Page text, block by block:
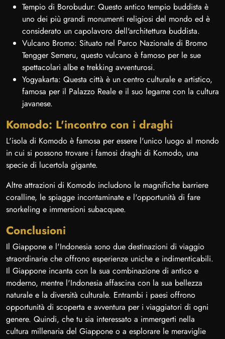
Tempio di Borobudur: Questo antico tempio buddista è
uno dei più grandi monumenti religiosi del mondo ed è
considerato un capolavoro dell'architettura buddista.
Vulcano Bromo: Situato nel Parco Nazionale di Bromo
Tengger Semeru, questo vulcano è famoso per le sue
spettacolari albe e trekking avventurosi.
Yogyakarta: Questa città è un centro culturale e artistico,
famosa per il Palazzo Reale e il suo legame con la cultura
javanese.
Komodo: L'incontro con i draghi
L'isola di Komodo è famosa per essere l'unico luogo al mondo
in cui si possono trovare i famosi draghi di Komodo, una
specie di lucertola gigante.
Altre attrazioni di Komodo includono le magnifiche barriere
coralline, le spiagge incontaminate e l'opportunità di fare
snorkeling e immersioni subacquee.
Conclusioni
Il Giappone e l'Indonesia sono due destinazioni di viaggio
straordinarie che offrono esperienze uniche e indimenticabili.
Il Giappone incanta con la sua combinazione di antico e
moderno, mentre l'Indonesia affascina con la sua bellezza
naturale e la diversità culturale. Entrambi i paesi offrono
opportunità di scoperta e avventura per i viaggiatori di ogni
genere. Quindi, che tu sia interessato a immergerti nella
cultura millenaria del Giappone o a esplorare le meraviglie